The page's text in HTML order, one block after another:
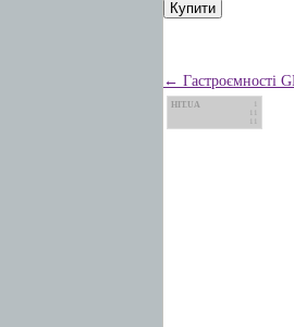
← Гастроємності
HIT.UA